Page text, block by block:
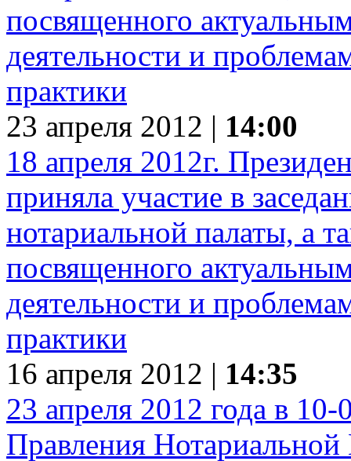
23 апреля 2012 | 14:00
18 апреля 2012г.
приняла участие в
нотариальной палаты, а
посвященного
деятельности и
практики
16 апреля 2012 | 14:35
23 апреля 2012 года в 10-
Правления